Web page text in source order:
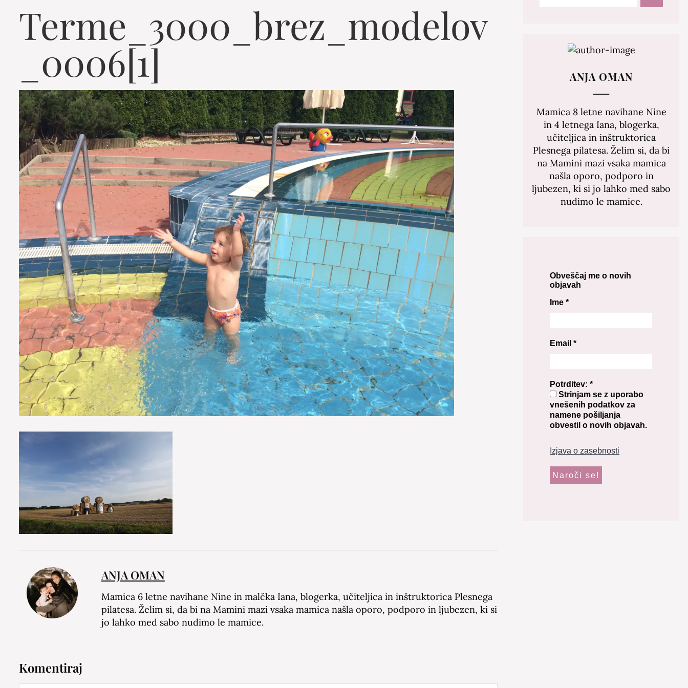
Terme_3000_brez_modelov
_0006[1]
ANJA OMAN
Mamica 6 letne navihane Nine in malčka Iana, blogerka, učiteljica in inštruktorica Plesnega
pilatesa. Želim si, da bi na Mamini mazi vsaka mamica našla oporo, podporo in ljubezen, ki si
jo lahko med sabo nudimo le mamice.
Komentiraj
ANJA OMAN
Mamica 8 letne navihane Nine
in 4 letnega Iana, blogerka,
učiteljica in inštruktorica
Plesnega pilatesa. Želim si, da bi
na Mamini mazi vsaka mamica
našla oporo, podporo in
ljubezen, ki si jo lahko med sabo
nudimo le mamice.
Obveščaj me o novih
objavah
Ime *
Email *
Potrditev: *
Strinjam se z uporabo
vnešenih podatkov za
namene pošiljanja
obvestil o novih objavah.
Izjava o zasebnosti